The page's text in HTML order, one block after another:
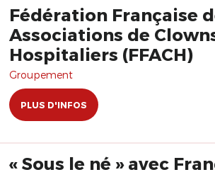
Fédération Française
Associations de
Hospitaliers (FFACH)
Groupement
PLUS D'INFOS
« Sous le né » avec